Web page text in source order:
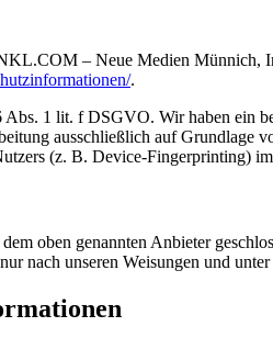
– Neue Medien Münnich,
.
1 lit. f DSGVO. Wir haben ein
ausschließlich auf
(z. B. Device-Fingerprinting)
oben genannten Anbieter
nach unseren Weisungen und